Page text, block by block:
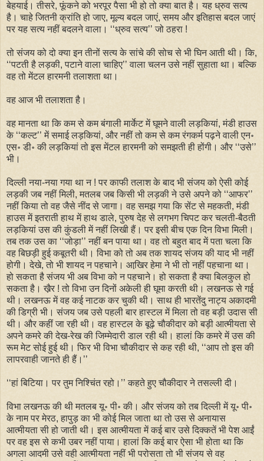
बेहयाई। तीसरे, फूंकने को भरपूर पैसा भी हो तो क्या बात है। यह ध्रुव सत्य
है। चाहे जितनी क्रांति हो जाए, मूल्य बदल जाएं, समय और इतिहास बदल जाएं
पर यह सत्य नहीं बदलने वाला। ‘‘ध्रुव सत्य’’ जो ठहरा !
तो संजय को दो क्या इन तीनों सत्य के सांचे की सोच से भी घिन आती थी। कि,
‘‘पटती है लड़की, पटाने वाला चाहिए’’ वाला चलन उसे नहीं सुहाता था। बल्कि
वह तो मेंटल हारमनी तलाशता था।
वह आज भी तलाशता है।
वह मानता था कि कम से कम बंगाली मार्केट में घूमने वाली लड़कियां, मंडी हाउस
के ‘‘कल्ट’’ में समाई लड़कियां, और नहीं तो कम से कम रंगकर्म पढ़ने वाली एन॰
एस॰ डी॰ की लड़कियां तो इस मेंटल हारमनी को समझती ही होंगी। और ‘‘उसे’’
भी।
दिल्ली नया-नया गया था न ! पर काफी तलाश के बाद भी संजय को ऐसी कोई
लड़की जब नहीं मिली, मतलब जब किसी भी लड़की ने उसे अपने को ‘‘आफर’’
नहीं किया तो वह जैसे नींद से जागा। वह समझ गया कि सेंट से महकती, मंडी
हाउस में इतराती हाथ में हाथ डाले, पुरुष देह से लगभग चिपट कर चलती-बैठती
लड़कियां उस की कुंडली में नहीं लिखी हैं। पर इसी बीच एक दिन विभा मिली।
तब तक उस का ‘‘जोड़ा’’ नहीं बन पाया था। वह तो बहुत बाद में पता चला कि
वह बिछड़ी हुई कबूतरी थी। विभा को तो अब तक शायद संजय की याद भी नहीं
होगी। देखे, तो भी शायद न पहचाने। आखि़र हेमा ने भी तो नहीं पहचाना था।
हो सकता है संजय भी अब विभा को न पहचाने। हो सकता है क्या बिलकुल हो
सकता है। खै़र ! तो विभा उन दिनों अकेली ही घूमा करती थी। लखनऊ से गई
थी। लखनऊ में वह कई नाटक कर चुकी थी। साथ ही भारतेंदु नाट्य अकादमी
की डिग्री भी। संजय जब उसे पहली बार हास्टल में मिला तो वह बड़ी उदास सी
थी। और कहीं जा रही थी। वह हास्टल के बूढ़े चौकीदार को बड़ी आत्मीयता से
अपने कमरे की देख-रेख की जिम्मेदारी डाल रही थी। हालां कि कमरे में उस की
रूम मेट सोई हुई थी। फिर भी विभा चौकीदार से कह रही थी, ‘‘आप तो इस की
लापरवाही जानते ही हैं।’’
‘‘हां बिटिया। पर तुम निश्चिंत रहो।’’ कहते हुए चौकीदार ने तसल्ली दी।
विभा लखनऊ की थी मतलब यू॰ पी॰ की। और संजय को तब दिल्ली में यू॰ पी॰
के नाम पर मेरठ, हापुड़ का भी कोई मिल जाता था तो उस से अनायास
आत्मीयता सी हो जाती थी। इस आत्मीयता में कई बार उसे दिक्कतें भी पेश आईं
पर वह इस से कभी उबर नहीं पाया। हालां कि कई बार ऐसा भी होता था कि
अगला आदमी उसे वही आत्मीयता नहीं भी परोसता तो भी संजय से वह